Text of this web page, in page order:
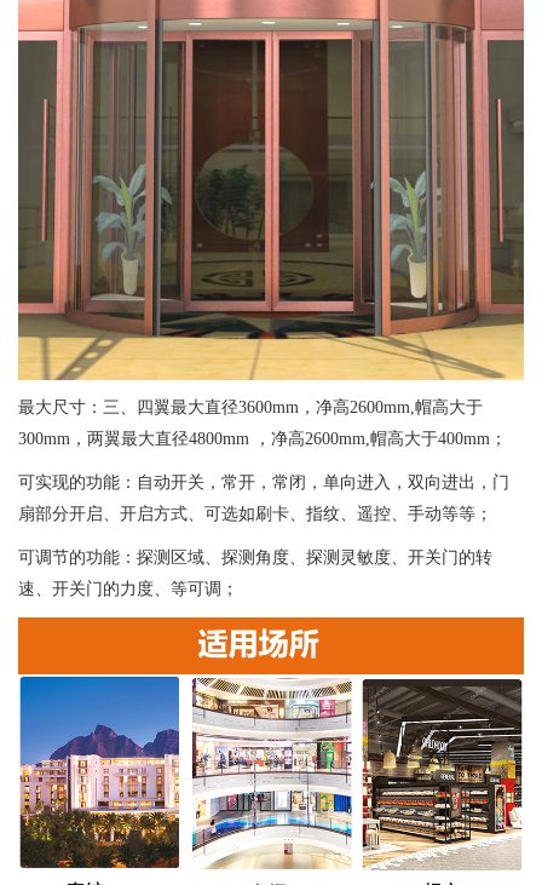
最大尺寸：三、四翼最大直径3600mm，净高2600mm,帽高大于
300mm，两翼最大直径4800mm ，净高2600mm,帽高大于400mm；
可实现的功能：自动开关，常开，常闭，单向进入，双向进出，门
扇部分开启、开启方式、可选如刷卡、指纹、遥控、手动等等；
可调节的功能：探测区域、探测角度、探测灵敏度、开关门的转
速、开关门的力度、等可调；